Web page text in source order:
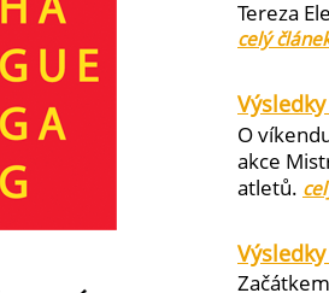
Tereza
celý
O
akce
atletů.